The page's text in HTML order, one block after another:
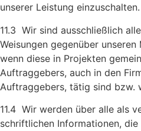
unserer Leistung einzuschalten.
11.3 Wir sind ausschließlich
Weisungen gegenüber
wenn diese in Projekten
Auftraggebers, auch in den
Auftraggebers, tätig sind bzw.
11.4 Wir werden über alle als
schrift­lichen Informationen,